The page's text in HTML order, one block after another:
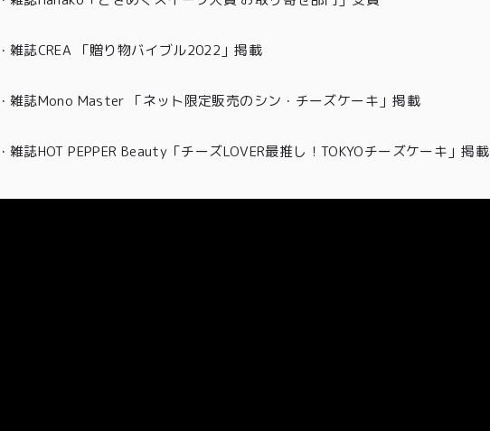
・雑誌CREA 「贈り物バイブル2022」掲載
・雑誌Mono Master 「ネット限定販売のシン・チーズケーキ」掲載
・ 雑誌HOT PEPPER Beauty「チーズLOVER最推し！TOKYOチーズケーキ」掲載